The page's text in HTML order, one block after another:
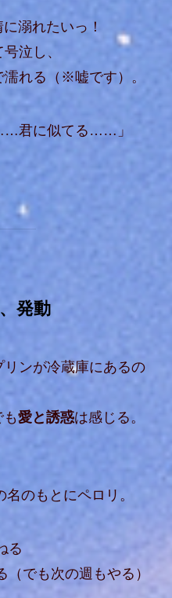
溺れたいっ！
泣し、
れる（※嘘です）。
君に似てる……」
発動
ンが冷蔵庫にあるの
愛と誘惑は感じる。
のもとにペロリ。
る
でも次の週もやる）